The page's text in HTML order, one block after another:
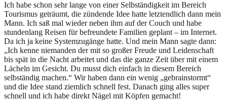
Ich habe schon sehr lange von einer Selbständigkeit im Bereich
Tourismus geträumt, die zündende Idee hatte letztendlich dann mein
Mann. Ich saß mal wieder neben ihm auf der Couch und habe
stundenlang Reisen für befreundete Familien geplant – im Internet.
Da ich ja keine Systemzugänge hatte. Und mein Mann sagte dann:
„Ich kenne niemanden der mit so großer Freude und Leidenschaft
bis spät in die Nacht arbeitet und das die ganze Zeit über mit einem
Lächeln im Gesicht. Du musst dich einfach in diesem Bereich
selbständig machen.“ Wir haben dann ein wenig „gebrainstormt“
und die Idee stand ziemlich schnell fest. Danach ging alles super
schnell und ich habe direkt Nägel mit Köpfen gemacht!